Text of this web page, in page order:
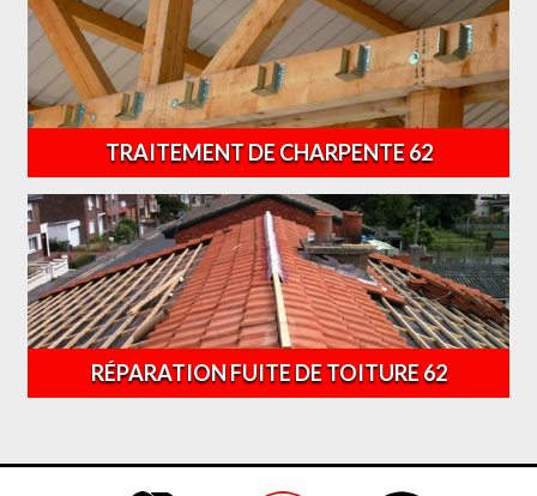
TRAITEMENT DE CHARPENTE 62
RÉPARATION FUITE DE TOITURE 62